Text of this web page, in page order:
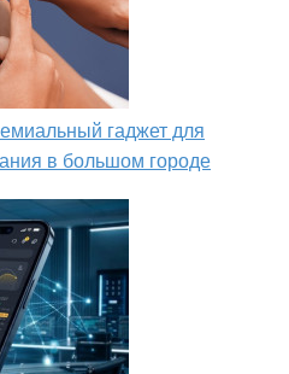
гаджет для
в большом городе